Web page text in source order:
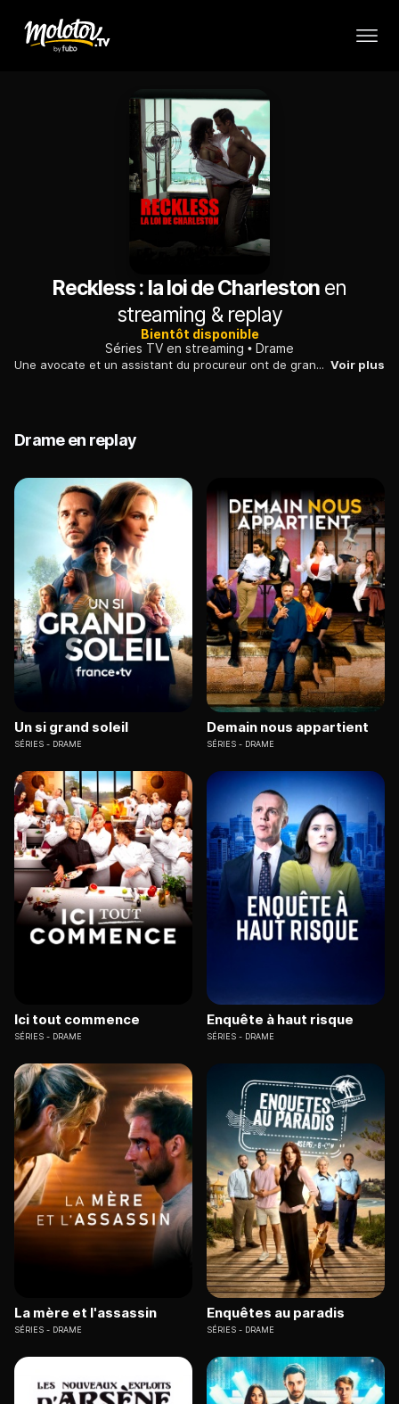
Reckless : la loi de Charleston en
streaming & replay
Bientôt disponible
Séries TV en streaming
Drame
Une avocate et un assistant du procureur ont de grandes difficultés à cacher leur attirance mutuelle alors qu'un scandale sexuel éclate dans leur ville. Voir plus
Drame en replay
Un si grand soleil
SÉRIES DRAME
Demain nous appartient
SÉRIES DRAME
Ici tout commence
SÉRIES DRAME
Enquête à haut risque
SÉRIES DRAME
La mère et l'assassin
SÉRIES DRAME
Enquêtes au paradis
SÉRIES DRAME